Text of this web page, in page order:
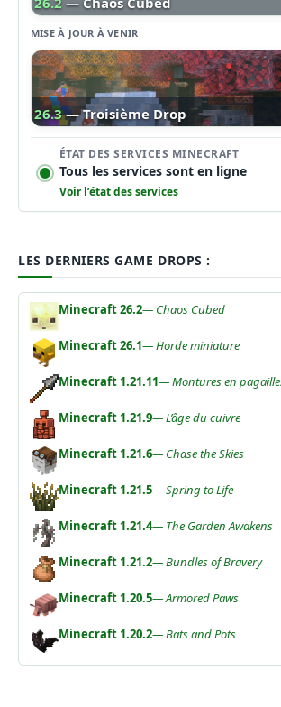
MISE À JOUR À VENIR
26.3 — Troisième Drop
ÉTAT DES SERVICES MINECRAFT
Tous les services sont en ligne
Voir l’état des services
LES DERNIERS GAME DROPS :
Minecraft 26.2— Chaos Cubed
Minecraft 26.1— Horde miniature
Minecraft 1.21.11— Montures en
Minecraft 1.21.9— L’âge du cuivre
Minecraft 1.21.6— Chase the Skies
Minecraft 1.21.5— Spring to Life
Minecraft 1.21.4— The Garden Awakens
Minecraft 1.21.2— Bundles of Bravery
Minecraft 1.20.5— Armored Paws
Minecraft 1.20.2— Bats and Pots